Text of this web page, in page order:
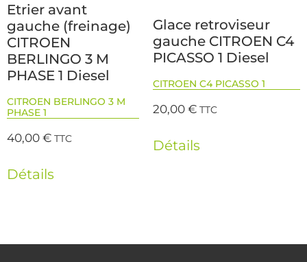
Etrier avant
gauche (freinage)
CITROEN
BERLINGO 3 M
PHASE 1 Diesel
CITROEN BERLINGO 3 M
PHASE 1
40,00€ TTC
Détails
Glace retroviseur
gauche CITROEN C4
PICASSO 1 Diesel
CITROEN C4 PICASSO 1
20,00€ TTC
Détails